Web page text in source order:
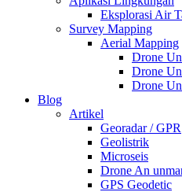
Eksplorasi Air
Survey Mapping
Aerial Mapping
Drone
Drone
Drone
Blog
Artikel
Georadar / GPR
Geolistrik
Microseis
Drone An
GPS Geodetic